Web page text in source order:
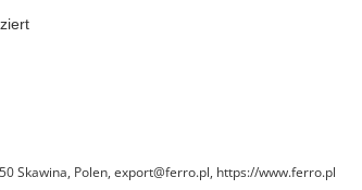
Skawina, Polen, export@ferro.pl, https://www.ferro.pl